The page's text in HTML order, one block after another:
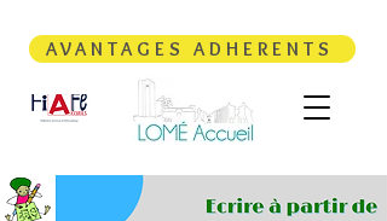
AVANTAGES ADHERENTS